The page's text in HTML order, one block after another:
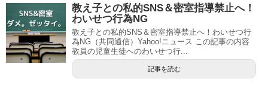
教え子との私的SNS＆密室指導禁止へ！
わいせつ行為NG
教え子との私的SNS＆密室指導禁止へ！わいせつ行
為NG（共同通信）Yahoo!ニュース この記事の内容
教員の児童生徒へのわいせつ行...
記事を読む